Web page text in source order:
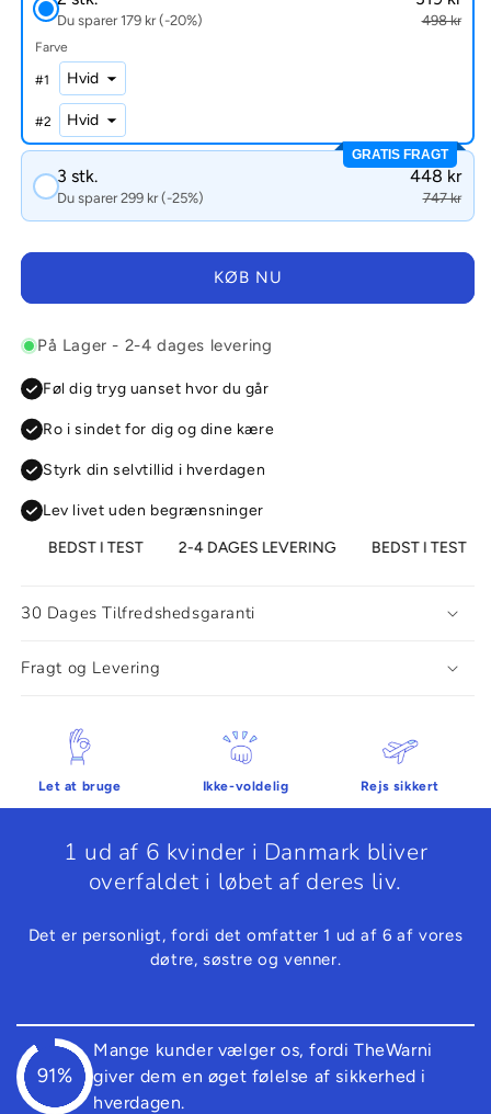
Du sparer 179 kr (-20%) 498 kr
Farve
#1
#2
GRATIS FRAGT
3 stk.
Du sparer 299 kr (-25%)
448 kr
747 kr
KØB NU
På Lager - 2-4 dages levering
Føl dig tryg uanset hvor du går
Ro i sindet for dig og dine kære
Styrk din selvtillid i hverdagen
Lev livet uden begrænsninger
BEDST I TEST 2-4 DAGES LEVERING BEDST I TEST
30 Dages Tilfredshedsgaranti
Fragt og Levering
Let at bruge Ikke-voldelig Rejs sikkert
1 ud af 6 kvinder i Danmark bliver
overfaldet i løbet af deres liv.
Det er personligt, fordi det omfatter 1 ud af 6 af vores
døtre, søstre og venner.
91%
Mange kunder vælger os, fordi TheWarni
giver dem en øget følelse af sikkerhed i
hverdagen.